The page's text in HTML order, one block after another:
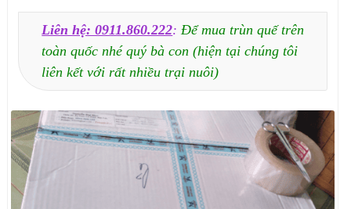
Liên hệ: 0911.860.222:Để mua trùn quế trên
toàn quốc nhé quý bà con (hiện tại chúng tôi
liên kết với rất nhiều trại nuôi)